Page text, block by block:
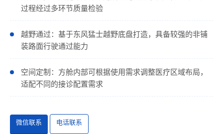
过程经过多环节质量检验
越野通过：基于东风猛士越野底盘打造，具备较强的非铺
装路面行驶通过能力
空间定制：方舱内部可根据使用需求调整医疗区域布局，
适配不同的接诊配置需求
微信联系 电话联系